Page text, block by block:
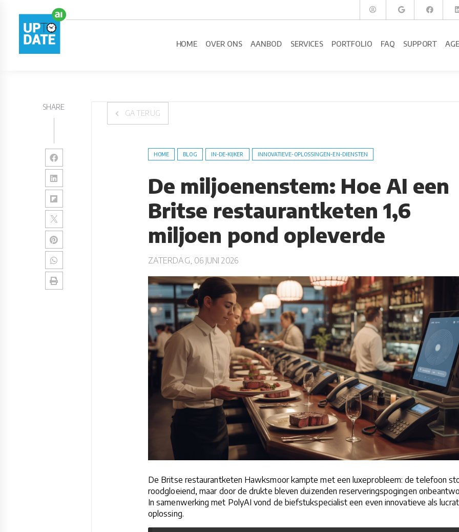
HOME OVER ONS AANBOD SERVICES PORTFOLIO FAQ SUPPORT
SHARE
GA TERUG
HOME BLOG IN-DE-KIJKER INNOVATIEVE-OPLOSSINGEN-EN-DIENSTEN
De miljoenenstem: Hoe AI een
Britse restaurantketen 1,6
miljoen pond opleverde
ZATERDAG, 06 JUNI 2026
De Britse restaurantketen Hawksmoor kampte met een luxeprobleem: de telefoon
roodgloeiend, maar door de drukte bleven duizenden reserveringspogingen
In samenwerking met PolyAI vond de biefstukspecialist een even innovatieve als
oplossing.